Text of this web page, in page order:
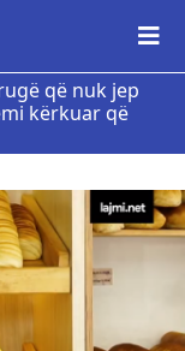
që nuk jep
kërkuar që